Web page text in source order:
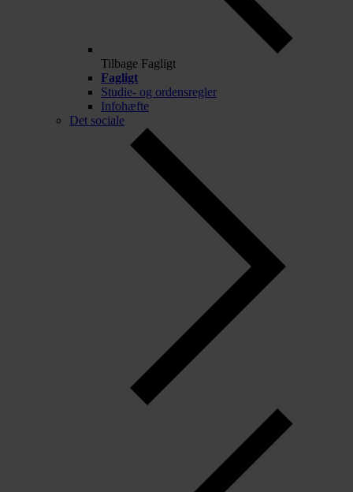
Tilbage Fagligt
Fagligt
Studie- og ordensregler
Infohæfte
Det sociale